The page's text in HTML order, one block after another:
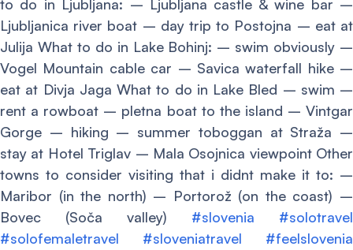
to do in Ljubljana: – Ljubljana castle & wine bar –
Ljubljanica river boat – day trip to Postojna – eat at
Julija What to do in Lake Bohinj: – swim obviously –
Vogel Mountain cable car – Savica waterfall hike –
eat at Divja Jaga What to do in Lake Bled – swim –
rent a rowboat – pletna boat to the island – Vintgar
Gorge – hiking – summer toboggan at Straža –
stay at Hotel Triglav – Mala Osojnica viewpoint Other
towns to consider visiting that i didnt make it to: –
Maribor (in the north) – Portorož (on the coast) –
Bovec (Soča valley) #slovenia
#solotravel
#solofemaletravel
#sloveniatravel
#feelslovenia